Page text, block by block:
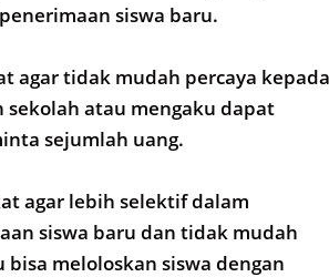
siswa baru.
agar tidak mudah percaya kepada
atau mengaku dapat
sejumlah uang.
agar lebih selektif dalam
siswa baru dan tidak mudah
meloloskan siswa dengan